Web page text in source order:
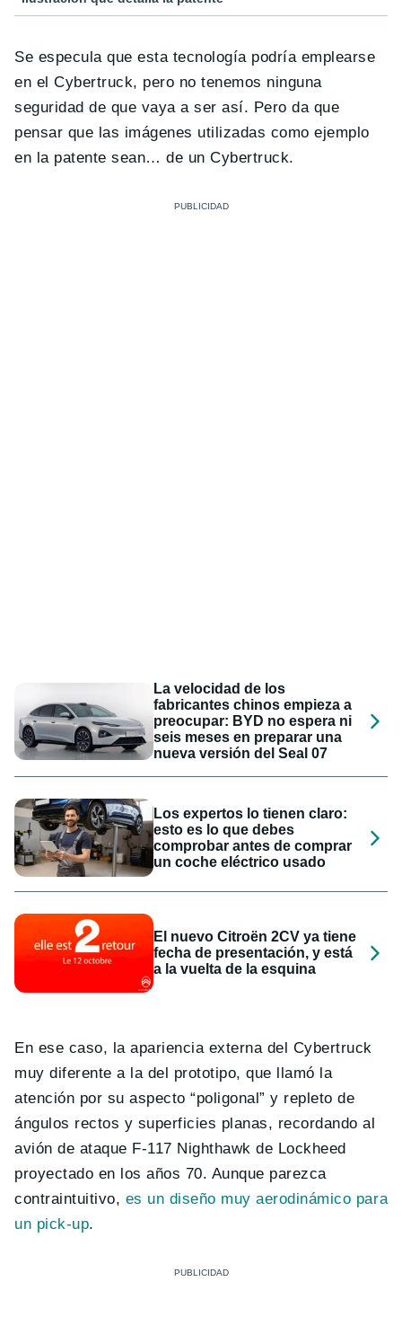
Se especula que esta tecnología podría emplearse
en el Cybertruck, pero no tenemos ninguna
seguridad de que vaya a ser así. Pero da que
pensar que las imágenes utilizadas como ejemplo
en la patente sean… de un Cybertruck.
La velocidad de los
fabricantes chinos empieza a
preocupar: BYD no espera ni
seis meses en preparar una
nueva versión del Seal 07
Los expertos lo tienen claro:
esto es lo que debes
comprobar antes de comprar
un coche eléctrico usado
El nuevo Citroën 2CV ya tiene
fecha de presentación, y está
a la vuelta de la esquina
En ese caso, la apariencia externa del Cybertruck
muy diferente a la del prototipo, que llamó la
atención por su aspecto “poligonal” y repleto de
ángulos rectos y superficies planas, recordando al
avión de ataque F-117 Nighthawk de Lockheed
proyectado en los años 70. Aunque parezca
contraintuitivo, es un diseño muy aerodinámico para
un pick-up.